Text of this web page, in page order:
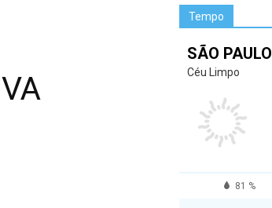
Tempo
SÃO PAULO
Céu Limpo
81 %